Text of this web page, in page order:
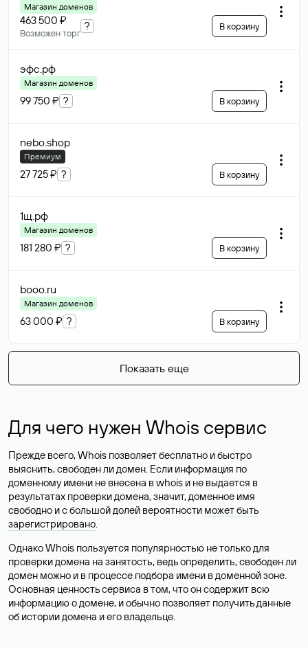
Магазин доменов
463 500 ₽
Возможен торг
? В корзину
эфс.рф
Магазин доменов
99 750 ₽ ? В корзину
nebo.shop
Премиум
27 725 ₽ ? В корзину
1щ.рф
Магазин доменов
181 280 ₽ ? В корзину
booo.ru
Магазин доменов
63 000 ₽ ? В корзину
Показать еще
Для чего нужен Whois сервис
Прежде всего, Whois позволяет бесплатно и быстро
выяснить, свободен ли домен. Если информация по
доменному имени не внесена в whois и не выдается в
результатах проверки домена, значит, доменное имя
свободно и с большой долей вероятности может быть
зарегистрировано.
Однако Whois пользуется популярностью не только для
проверки домена на занятость, ведь определить, свободен ли
домен можно и в процессе подбора имени в доменной зоне.
Основная ценность сервиса в том, что он содержит всю
информацию о домене, и обычно позволяет получить данные
об истории домена и его владельце.